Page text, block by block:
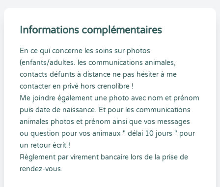
Informations complémentaires
En ce qui concerne les soins sur photos
(enfants/adultes. les communications animales,
contacts défunts à distance ne pas hésiter à me
contacter en privé hors crenolibre !
Me joindre également une photo avec nom et prénom
puis date de naissance. Et pour les communications
animales photos et prénom ainsi que vos messages
ou question pour vos animaux " délai 10 jours " pour
un retour écrit !
Règlement par virement bancaire lors de la prise de
rendez-vous.